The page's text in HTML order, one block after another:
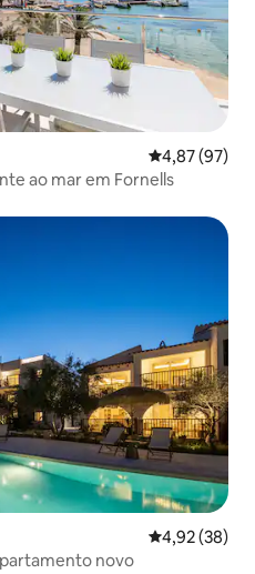
4,87 de uma
4,87 (97)
ao mar em Fornells
4,92 de uma
4,92 (38)
novo